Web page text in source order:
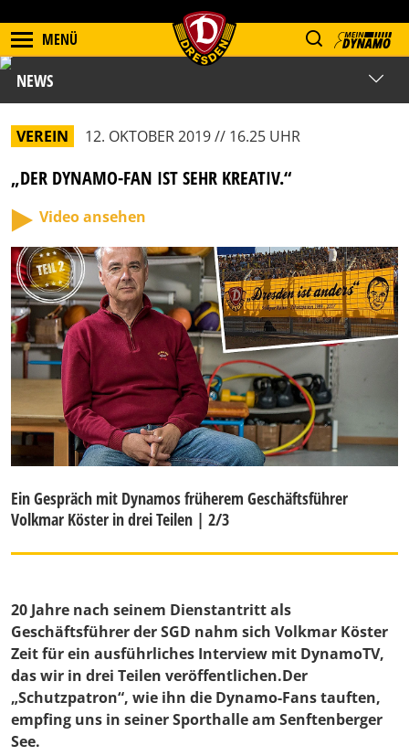
MENÜ
NEWS
VEREIN 12. OKTOBER 2019 // 16.25 UHR
„DER DYNAMO-FAN IST SEHR KREATIV.“
Video ansehen
Ein Gespräch mit Dynamos früherem Geschäftsführer
Volkmar Köster in drei Teilen | 2/3
20 Jahre nach seinem Dienstantritt als
Geschäftsführer der SGD nahm sich Volkmar Köster
Zeit für ein ausführliches Interview mit DynamoTV,
das wir in drei Teilen veröffentlichen.Der
„Schutzpatron“, wie ihn die Dynamo-Fans tauften,
empfing uns in seiner Sporthalle am Senftenberger
See.